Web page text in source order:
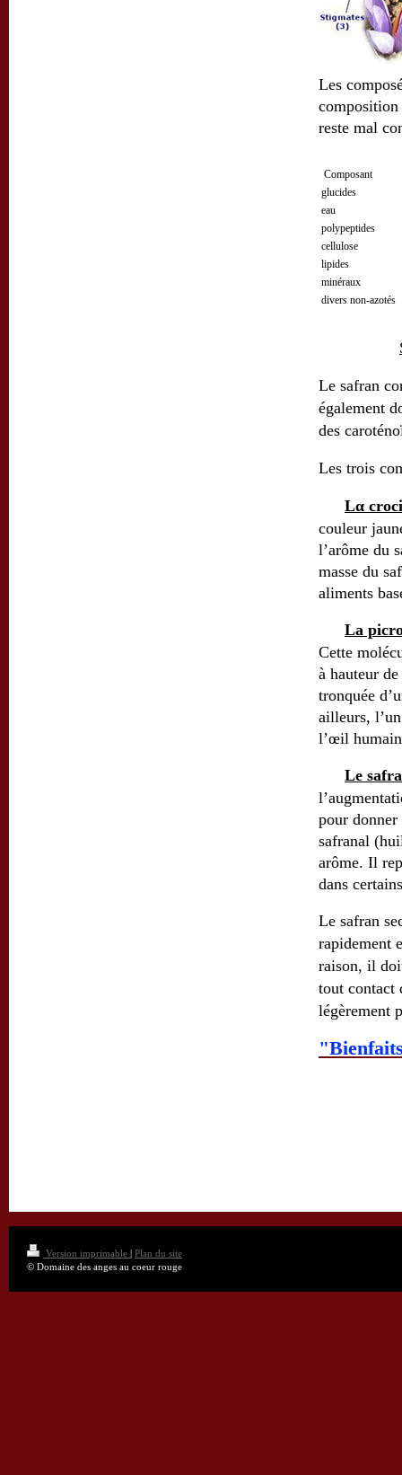
Les
reste mal
divers non-azotés
Le safran
également
des
Les trois
Lα
couleur
l’arôme du
masse du
aliments
La
Cette
à hauteur
tronquée
ailleurs,
l’œil
Le
pour
safranal
arôme. Il
dans
Le safran
rapidement
raison, il
tout contact
légèrement
Version imprimable | Plan du site
© Domaine des anges au coeur rouge